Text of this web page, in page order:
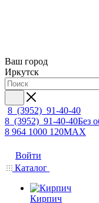
Ваш город
Иркутск
8 (3952) 91-40-40
8 (3952) 91-40-40Без
8 964 1000 120MAX
Войти
Каталог
Кирпич